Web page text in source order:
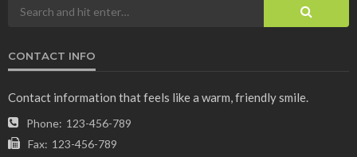
CONTACT INFO
Contact information that feels like a warm, friendly smile.
Phone: 123-456-789
Fax: 123-456-789